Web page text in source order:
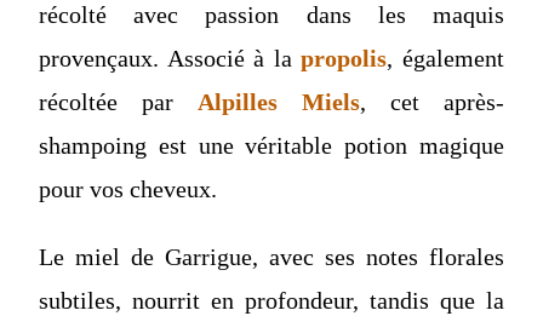
récolté avec passion dans les maquis
provençaux. Associé à lapropolis, également
récoltée par Alpilles Miels, cet après-
shampoing est une véritable potion magique
pour vos cheveux.
Le miel de Garrigue, avec ses notes florales
subtiles, nourrit en profondeur, tandis que la